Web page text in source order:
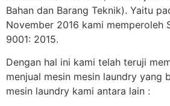
Bahan dan Barang Teknik). Yaitu
November 2016 kami memperoleh
9001: 2015.
Dengan hal ini kami telah teruji
menjual mesin mesin laundry yang
mesin laundry kami antara lain :